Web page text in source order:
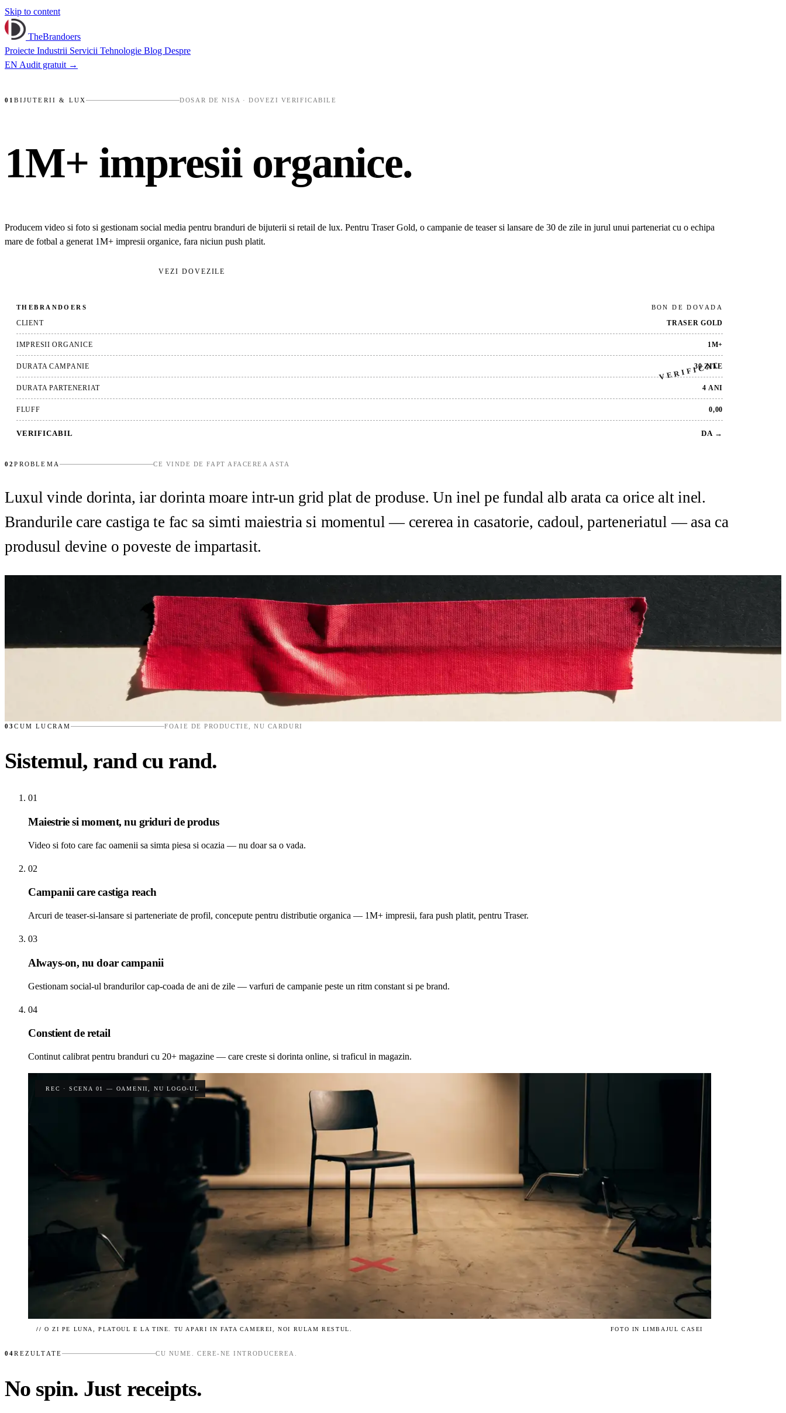
Skip to content
TheBrandoers
Proiecte Industrii Servicii Tehnologie Blog Despre
EN Audit gratuit →
01BIJUTERII & LUX DOSAR DE NISA · DOVEZI VERIFICABILE
1M+ impresii organice.
Producem video si foto si gestionam social media pentru branduri de bijuterii si retail de lux. Pentru Traser Gold, o campanie de teaser si lansare de 30 de zile in jurul unui parteneriat cu o echipa
mare de fotbal a generat 1M+ impresii organice, fara niciun push platit.
VEZI DOVEZILE
THEBRANDOERS BON DE DOVADA
CLIENT TRASER GOLD
IMPRESII ORGANICE 1M+
DURATA CAMPANIE 30 ZILE
DURATA PARTENERIAT 4 ANI
FLUFF 0,00
VERIFICABIL DA →
VERIFICAT
02PROBLEMA CE VINDE DE FAPT AFACEREA ASTA
Luxul vinde dorinta, iar dorinta moare intr-un grid plat de produse. Un inel pe fundal alb arata ca orice alt inel.
Brandurile care castiga te fac sa simti maiestria si momentul — cererea in casatorie, cadoul, parteneriatul — asa ca
produsul devine o poveste de impartasit.
03CUM LUCRAM FOAIE DE PRODUCTIE, NU CARDURI
Sistemul, rand cu rand.
01
Maiestrie si moment, nu griduri de produs
Video si foto care fac oamenii sa simta piesa si ocazia — nu doar sa o vada.
02
Campanii care castiga reach
Arcuri de teaser-si-lansare si parteneriate de profil, concepute pentru distributie organica — 1M+ impresii, fara push platit, pentru Traser.
03
Always-on, nu doar campanii
Gestionam social-ul brandurilor cap-coada de ani de zile — varfuri de campanie peste un ritm constant si pe brand.
04
Constient de retail
Continut calibrat pentru branduri cu 20+ magazine — care creste si dorinta online, si traficul in magazin.
REC · SCENA 01 — OAMENII, NU LOGO-UL
// O ZI PE LUNA, PLATOUL E LA TINE. TU APARI IN FATA CAMEREI, NOI RULAM RESTUL. FOTO IN LIMBAJUL CASEI
04REZULTATE CU NUME. CERE-NE INTRODUCEREA.
No spin. Just receipts.